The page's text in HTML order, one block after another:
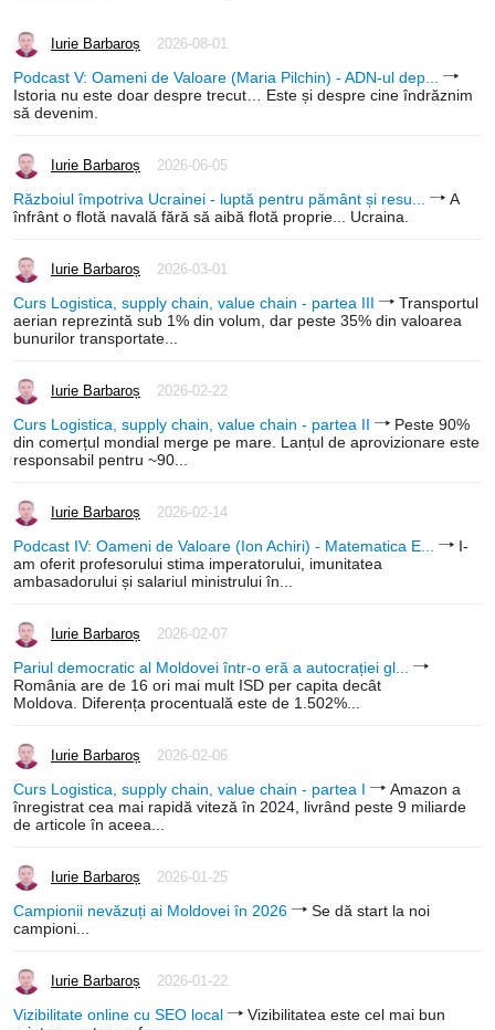
Iurie Barbaroș 2026-08-01
Podcast V: Oameni de Valoare (Maria Pilchin) - ADN-ul dep...
Istoria nu este doar despre trecut… Este și despre cine îndrăznim
să devenim.
Iurie Barbaroș 2026-06-05
Războiul împotriva Ucrainei - luptă pentru pământ și resu...
A
înfrânt o flotă navală fără să aibă flotă proprie... Ucraina.
Iurie Barbaroș 2026-03-01
Curs Logistica, supply chain, value chain - partea III
Transportul
aerian reprezintă sub 1% din volum, dar peste 35% din valoarea
bunurilor transportate...
Iurie Barbaroș 2026-02-22
Curs Logistica, supply chain, value chain - partea II
Peste 90%
din comerțul mondial merge pe mare. Lanțul de aprovizionare este
responsabil pentru ~90...
Iurie Barbaroș 2026-02-14
Podcast IV: Oameni de Valoare (Ion Achiri) - Matematica E...
I-
am oferit profesorului stima imperatorului, imunitatea
ambasadorului și salariul ministrului în...
Iurie Barbaroș 2026-02-07
Pariul democratic al Moldovei într-o eră a autocrației gl...
România are de 16 ori mai mult ISD per capita decât
Moldova. Diferența procentuală este de 1.502%...
Iurie Barbaroș 2026-02-06
Curs Logistica, supply chain, value chain - partea I
Amazon a
înregistrat cea mai rapidă viteză în 2024, livrând peste 9 miliarde
de articole în aceea...
Iurie Barbaroș 2026-01-25
Campionii nevăzuți ai Moldovei în 2026
Se dă start la noi
campioni...
Iurie Barbaroș 2026-01-22
Vizibilitate online cu SEO local
Vizibilitatea este cel mai bun